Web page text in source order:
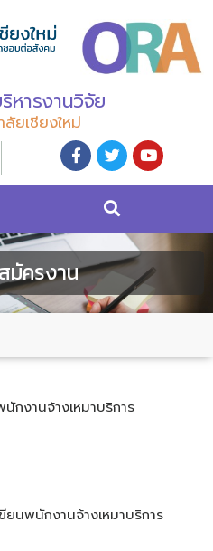
หารงานวิจัย
ยเชียงใหม่
มัครงาน
กงานจ้างเหมาบริการ
นพนักงานจ้างเหมาบริการ